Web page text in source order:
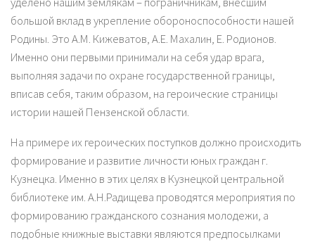
большой вклад в укрепление обороноспособности нашей
Родины. Это А.М. Кижеватов, А.Е. Махалин, Е. Родионов.
Именно они первыми принимали на себя удар врага,
выполняя задачи по охране государственной границы,
вписав себя, таким образом, на героические страницы
истории нашей Пензенской области.
На примере их героических поступков должно происходить
формирование и развитие личности юных граждан г.
Кузнецка. Именно в этих целях в Кузнецкой центральной
библиотеке им. А.Н.Радищева проводятся мероприятия по
формированию гражданского сознания молодежи, а
подобные книжные выставки являются предпосылками